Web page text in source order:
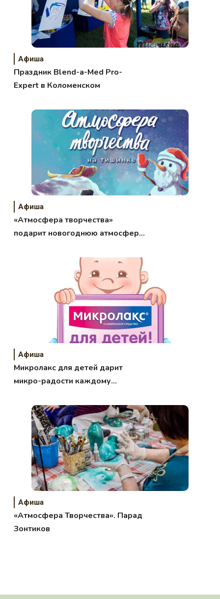
Афиша
Праздник Blend-a-Med Pro-
Expert в Коломенском
Афиша
«Атмосфера творчества»
подарит новогоднюю атмосферу
Афиша
Микролакс для детей дарит
микро-радости каждому
Афиша
«Атмосфера Творчества». Парад
Зонтиков